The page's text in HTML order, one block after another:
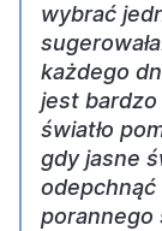
wybrać
każdego
jest bardzo
światło
gdy jasne
odepchnąć
porannego